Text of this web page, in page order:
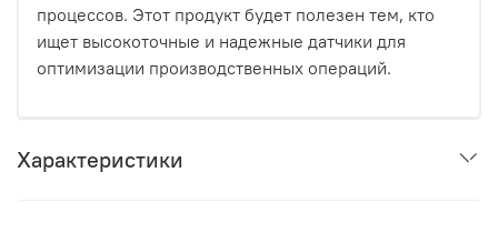
процессов. Этот продукт будет полезен тем, кто
ищет высокоточные и надежные датчики для
оптимизации производственных операций.
Характеристики